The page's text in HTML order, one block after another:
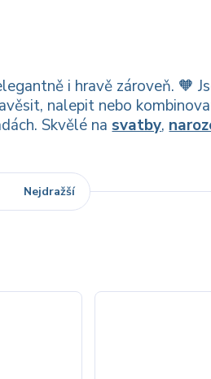
i hravě zároveň. 🧡
nalepit nebo
Skvělé na svatby,
Nejdražší